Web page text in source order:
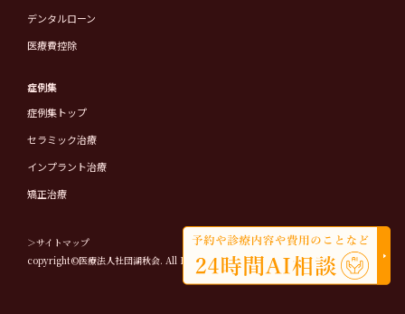
デンタルローン
医療費控除
症例集
症例集トップ
セラミック治療
インプラント治療
矯正治療
＞サイトマップ
copyright©医療法人社団湖秋会. All Rights Reserved.